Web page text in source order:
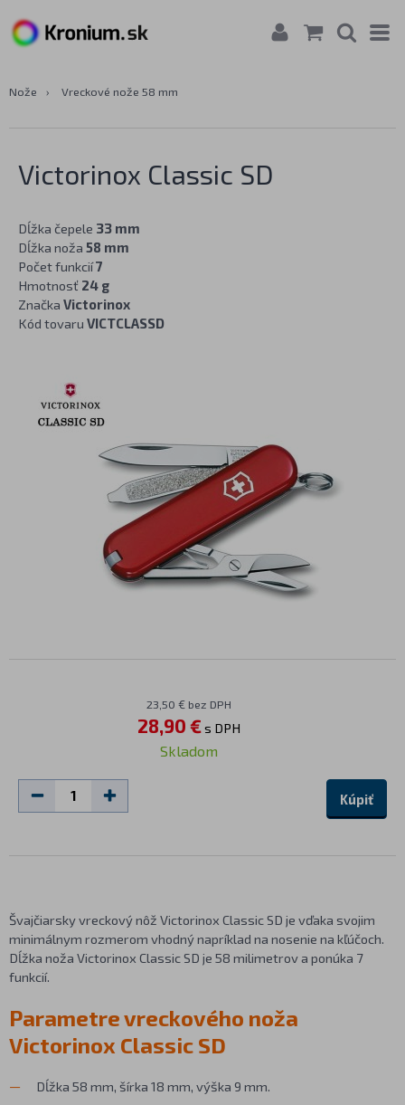
Nože › Vreckové nože 58 mm
Victorinox Classic SD
Dĺžka čepele 33 mm
Dĺžka noža 58 mm
Počet funkcií7
Hmotnosť 24 g
Značka Victorinox
Kód tovaru VICTCLASSD
23,50 € bez DPH
28,90 €s DPH
Skladom
Kúpiť
Švajčiarsky vreckový nôž Victorinox Classic SD je vďaka svojim
minimálnym rozmerom vhodný napríklad na nosenie na kľúčoch.
Dĺžka noža Victorinox Classic SD je 58 milimetrov a ponúka 7
funkcií.
Parametre vreckového noža
Victorinox Classic SD
Dĺžka 58 mm, šírka 18 mm, výška 9 mm.